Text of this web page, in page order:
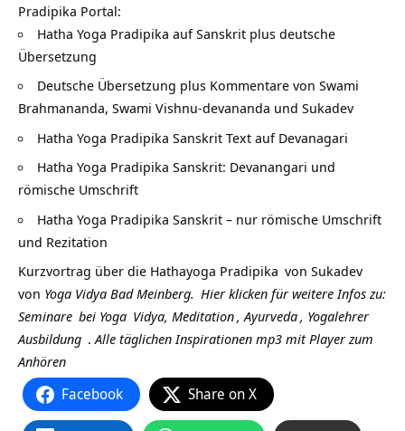
Pradipika Portal:
Hatha Yoga Pradipika auf Sanskrit plus deutsche
Übersetzung
Deutsche Übersetzung plus Kommentare von Swami
Brahmananda, Swami Vishnu-devananda und Sukadev
Hatha Yoga Pradipika Sanskrit Text auf Devanagari
Hatha Yoga Pradipika Sanskrit: Devanangari und
römische Umschrift
Hatha Yoga Pradipika Sanskrit – nur römische Umschrift
und Rezitation
Kurzvortrag über die Hathayoga Pradipika von Sukadev
von Yoga Vidya Bad Meinberg. Hier klicken für weitere Infos zu:
Seminare bei Yoga Vidya, Meditation,Ayurveda, Yogalehrer
Ausbildung .Alle täglichen Inspirationen mp3 mit Player zum
Anhören
Facebook Share on X